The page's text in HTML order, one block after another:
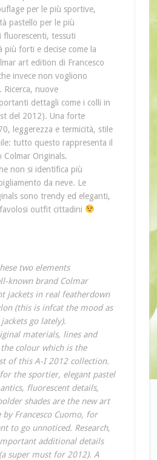
per le più sportive,
pastello per le più
fluorescenti, tessuti
più forti e decise come la
art edition di Francesco
invece non vogliono
Ricerca, nuove
dettagli come i colli in
del 2012). Una forte
leggerezza e termicità, stile
tutto questo rappresenta il
Colmar Originals.
non si identifica più
da neve. Le
sono trendy ed eleganti,
outfit cittadini
two elements
known brand Colmar
jackets in real featherdown
(this is infcat the mood as
go lately).
materials, lines and
colour which is the
of this A-I 2012 collection.
the sportier, elegant pastel
fluorescent details,
shades are the new art
Francesco Cuomo, for
to go unnoticed. Research,
additional details
super must for 2012). A